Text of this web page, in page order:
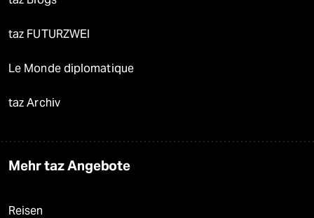
taz FUTURZWEI
Le Monde diplomatique
taz Archiv
Mehr taz Angebote
Reisen